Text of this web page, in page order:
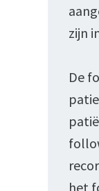
zijn
De
het